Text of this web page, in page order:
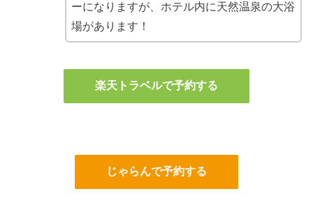
ーになりますが、ホテル内に天然温泉の大浴
場があります！
楽天トラベルで予約する
じゃらんで予約する